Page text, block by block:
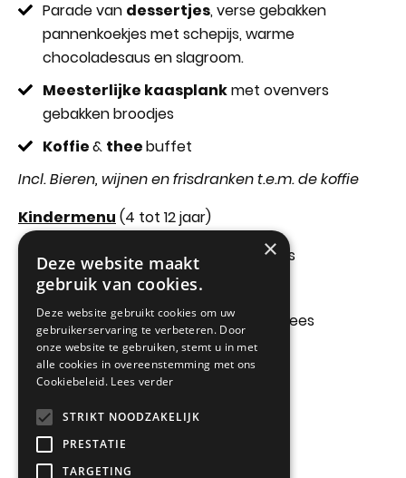
Parade van dessertjes, verse gebakken
pannenkoekjes met schepijs, warme
chocoladesaus en slagroom.
Meesterlijke kaasplankmet ovenvers
gebakken broodjes
Koffie& theebuffet
Incl. Bieren, wijnen en frisdranken t.e.m. de koffie
Kindermenu (4 tot 12 jaar)
Welkomstdrankje met kinderamuses
Kipkroketje met frisse salade
Kinderbuffetje met diverse vis en vlees
lekkernijen
Desserten buffet
Incl. Frisdranken
38 euro per kind
×
Deze website maakt
gebruik van cookies.
Deze website gebruikt cookies om uw
gebruikerservaring te verbeteren. Door
onze website te gebruiken, stemt u in met
alle cookies in overeenstemming met ons
Cookiebeleid. Lees verder
STRIKT NOODZAKELIJK
PRESTATIE
TARGETING